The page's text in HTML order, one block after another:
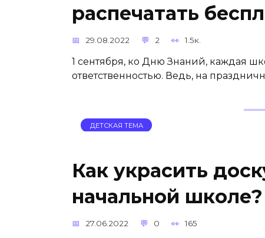
распечатать
29.08.2022 2 1.5к.
1 сентября, ко Дню Знаний, каждая
ответственностью. Ведь, на
ДЕТСКАЯ ТЕМА
Как украсить
начальной школе?
27.06.2022 0 165